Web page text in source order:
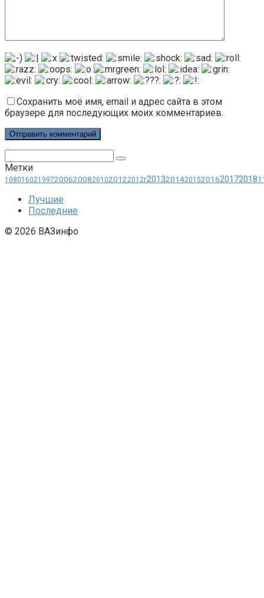
Сохранить моё имя, email и адрес сайта в этом
браузере для последующих моих комментариев.
Метки
1080160219972006200820102012 2012г201320142015201620172018
Лучшие
Последние
© 2026 ВАЗинфо